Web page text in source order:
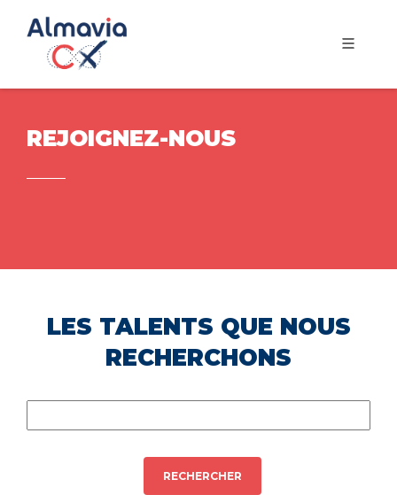
REJOIGNEZ-NOUS
LES TALENTS QUE NOUS
RECHERCHONS
RECHERCHER